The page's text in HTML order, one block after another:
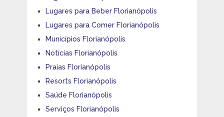
Lugares para Beber Florianópolis
Lugares para Comer Florianópolis
Municípios Florianópolis
Notícias Florianópolis
Praias Florianópolis
Resorts Florianópolis
Saúde Florianópolis
Serviços Florianópolis